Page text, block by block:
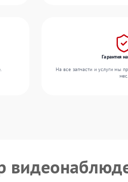
Гарантия
На все запчасти и услуги мы
мес.